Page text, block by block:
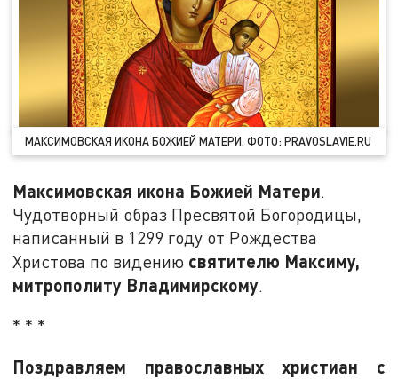
МАКСИМОВСКАЯ ИКОНА БОЖИЕЙ МАТЕРИ. ФОТО: PRAVOSLAVIE.RU
Максимовская икона Божией Матери.
Чудотворный образ Пресвятой Богородицы,
написанный в 1299 году от Рождества
Христова по видению святителю Максиму,
митрополиту Владимирскому.
* * *
Поздравляем православных христиан с